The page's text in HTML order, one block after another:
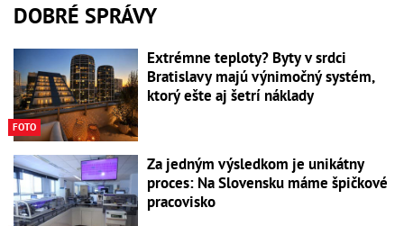
DOBRÉ SPRÁVY
FOTO
Extrémne teploty? Byty v srdci
Bratislavy majú výnimočný systém,
ktorý ešte aj šetrí náklady
Za jedným výsledkom je unikátny
proces: Na Slovensku máme špičkové
pracovisko